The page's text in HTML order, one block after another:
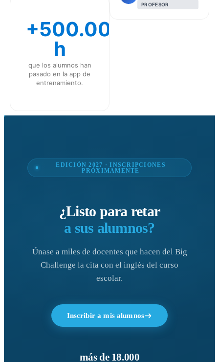
+500.000
h
que los alumnos han
pasado en la app de
entrenamiento.
PROFESOR
EDICIÓN 2027 · INSCRIPCIONES
PRÓXIMAMENTE
¿Listo para retar
a sus alumnos?
Únase a miles de docentes que hacen del Big
Challenge la cita con el inglés del curso
escolar.
Inscribir a mis alumnos
más de 18.000